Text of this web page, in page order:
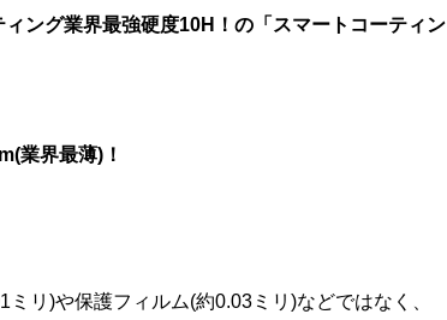
ング業界最強硬度10H！の 「スマートコーティン
業界最薄)！
リ)や保護フィルム(約0.03ミリ)などではなく、